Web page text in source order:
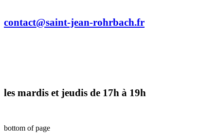
contact@saint-jean-rohrbach.fr
les mardis et jeudis de 17h à 19h
bottom of page